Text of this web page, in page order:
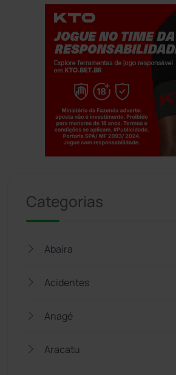
Categorias
Abaíra
Acidentes
Anagé
Aracatu